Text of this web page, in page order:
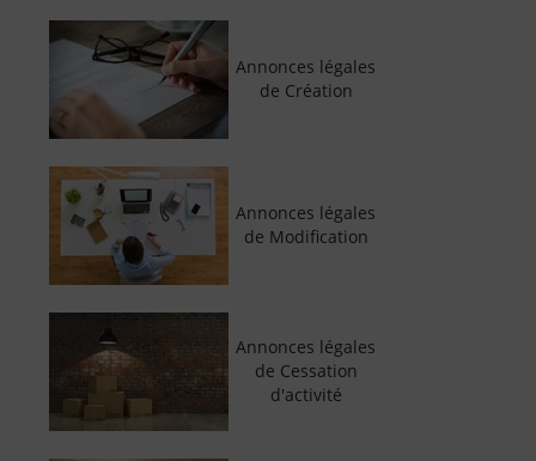
Annonces légales
de Création
Annonces légales
de Modification
Annonces légales
de Cessation
d'activité